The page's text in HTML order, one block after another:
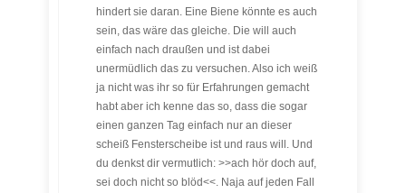
hindert sie daran. Eine Biene könnte es auch
sein, das wäre das gleiche. Die will auch
einfach nach draußen und ist dabei
unermüdlich das zu versuchen. Also ich weiß
ja nicht was ihr so für Erfahrungen gemacht
habt aber ich kenne das so, dass die sogar
einen ganzen Tag einfach nur an dieser
scheiß Fensterscheibe ist und raus will. Und
du denkst dir vermutlich: >>ach hör doch auf,
sei doch nicht so blöd<<. Naja auf jeden Fall